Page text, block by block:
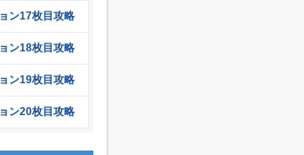
ン17枚目攻略
ン18枚目攻略
ン19枚目攻略
ン20枚目攻略